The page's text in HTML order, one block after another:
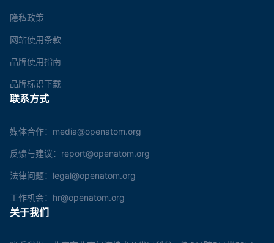
隐私政策
网站使用条款
品牌使用指南
品牌标识下载
联系方式
媒体合作：media@openatom.org
反馈与建议：report@openatom.org
法律问题：legal@openatom.org
工作机会：hr@openatom.org
关于我们